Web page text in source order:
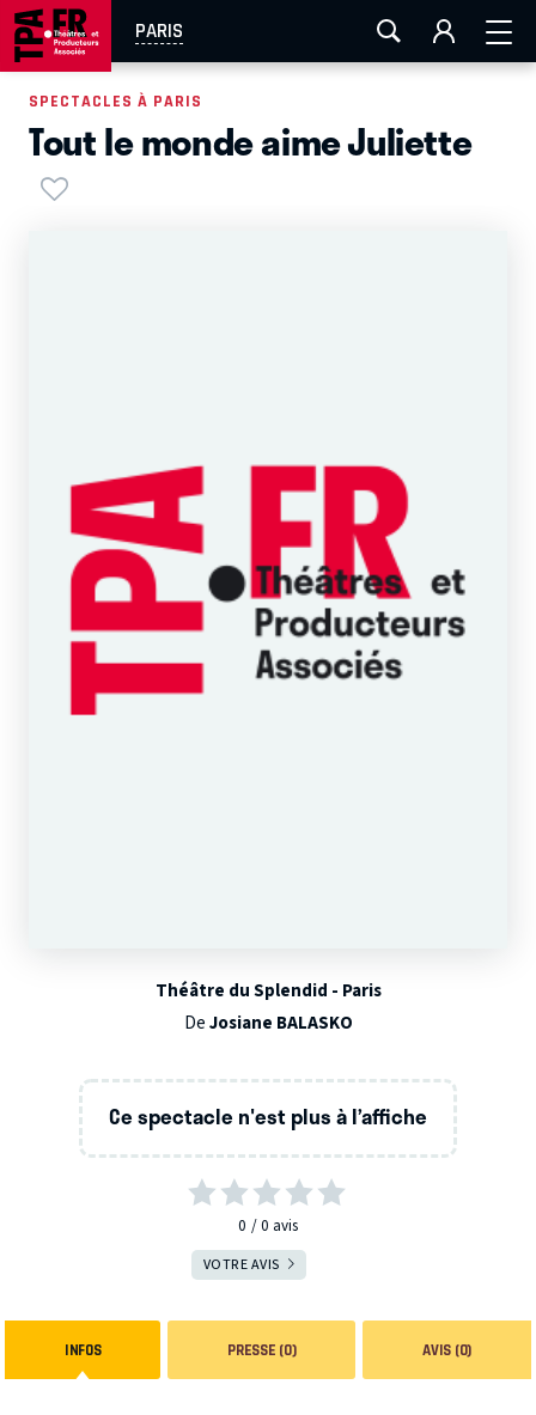
PARIS
AIX-MARSEILLE LA ROCHELLE
EN TOURNÉE
SPECTACLES À PARIS
Tout le monde aime Juliette
Théâtre du Splendid - Paris
DeJosiane BALASKO
Ce spectacle n'est plus à l’affiche
0 0 avis
VOTRE AVIS
INFOS PRESSE (0) AVIS (0)